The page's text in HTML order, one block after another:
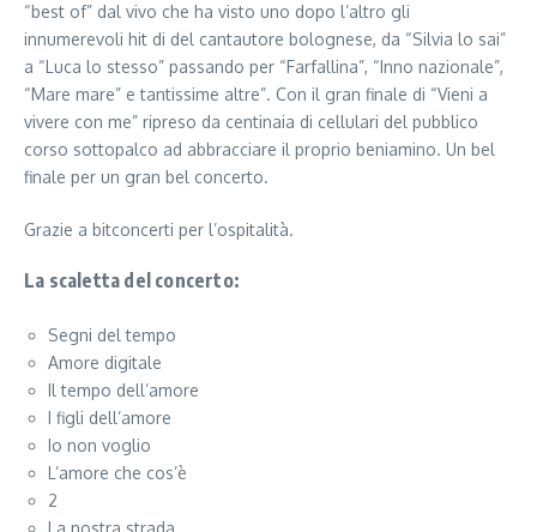
“best of” dal vivo che ha visto uno dopo l’altro gli
innumerevoli hit di del cantautore bolognese, da “Silvia lo sai”
a “Luca lo stesso” passando per “Farfallina”, “Inno nazionale”,
“Mare mare” e tantissime altre”. Con il gran finale di “Vieni a
vivere con me” ripreso da centinaia di cellulari del pubblico
corso sottopalco ad abbracciare il proprio beniamino. Un bel
finale per un gran bel concerto.
Grazie a bitconcerti per l’ospitalità.
La scaletta del concerto:
Segni del tempo
Amore digitale
Il tempo dell’amore
I figli dell’amore
Io non voglio
L’amore che cos’è
2
La nostra strada